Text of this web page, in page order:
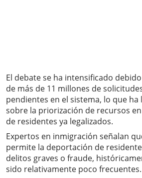
El debate se ha intensificado
de más de 11 millones de
pendientes en el sistema, lo que ha
sobre la priorización de recursos
de residentes ya legalizados.
Expertos en inmigración señalan
permite la deportación de
delitos graves o fraude,
sido relativamente poco frecuentes.